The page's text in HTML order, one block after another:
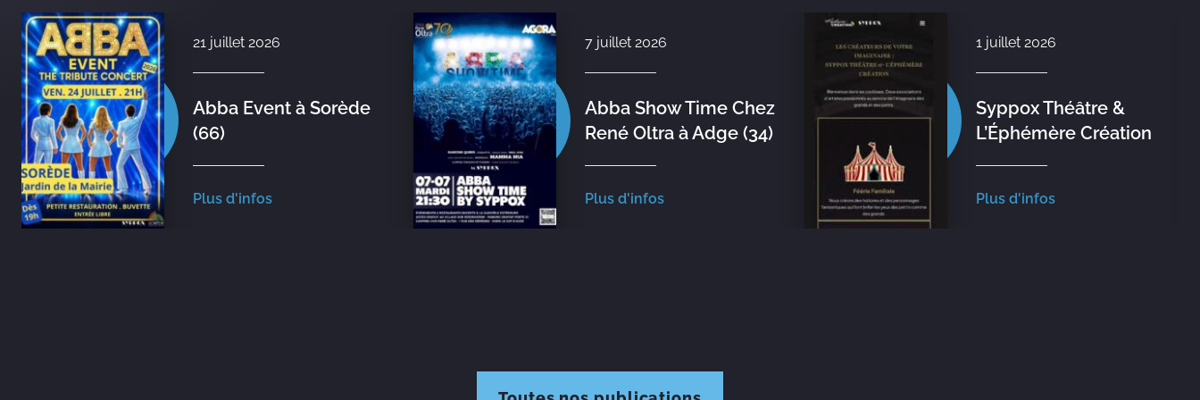
21 juillet 2026
Abba Event à Sorède
(66)
Plus d'infos
7 juillet 2026
Abba Show Time Chez
René Oltra à Adge (34)
Plus d'infos
1 juillet 2026
Syppox Théâtre &
L’Éphémère Création
Plus d'infos